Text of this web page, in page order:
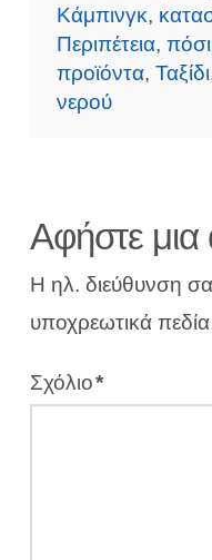
Κάμπινγκ,
Περιπέτεια,
προϊόντα, Ταξίδι
νερού
Αφήστε
Η ηλ. διεύθυνση
υποχρεωτικά
Σχόλιο*